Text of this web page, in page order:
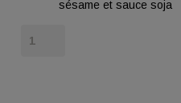
sésame et sauce soja